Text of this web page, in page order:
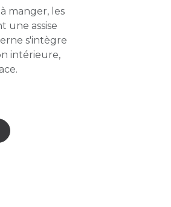
manger, les
une assise
s'intègre
intérieure,